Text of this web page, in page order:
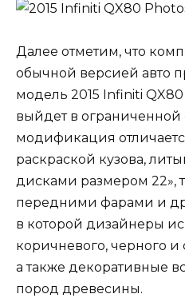
Далее отметим, что
обычной версией авто
модель 2015 Infiniti QX80
выйдет в ограниченной
модификация
раскраской кузова,
дисками размером 22»,
передними фарами и
в которой дизайнеры
коричневого, черного и
а также декоративные
пород древесины.